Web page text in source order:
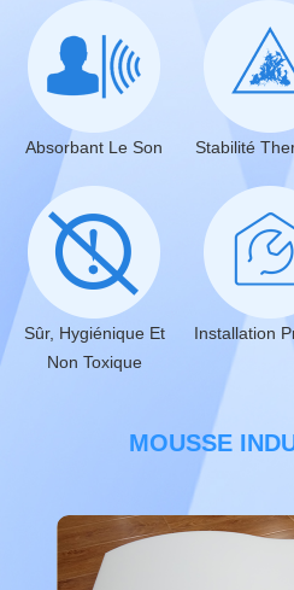
Absorbant Le Son Stabilité
Sûr, Hygiénique Et
Non Toxique
Installation
MOUSSE